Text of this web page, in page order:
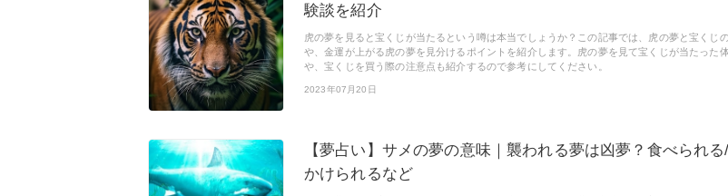
験談を紹介
虎の夢を見ると宝くじが当たるという噂は本当でしょうか？この記事では、虎の夢と宝くじ
や、金運が上がる虎の夢を見分けるポイントを紹介します。虎の夢を見て宝くじが当たった
や、宝くじを買う際の注意点も紹介するので参考にしてください。
2023年07月20日
【夢占い】サメの夢の意味｜襲われる夢は凶夢？食べられ
かけられるなど